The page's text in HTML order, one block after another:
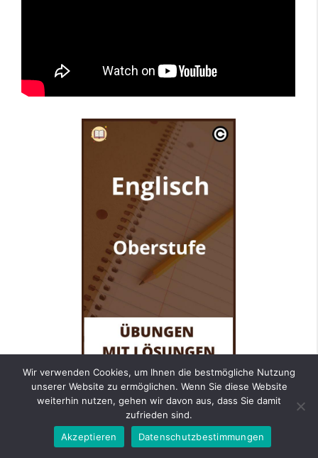
Öffnen – Übungen PDF
Wir verwenden Cookies, um Ihnen die bestmögliche Nutzung
unserer Website zu ermöglichen. Wenn Sie diese Website
weiterhin nutzen, gehen wir davon aus, dass Sie damit
zufrieden sind.
Akzeptieren
Datenschutzbestimmungen